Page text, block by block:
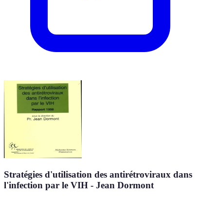
Stratégies d'utilisation des antirétroviraux dans
l'infection par le VIH - Jean Dormont